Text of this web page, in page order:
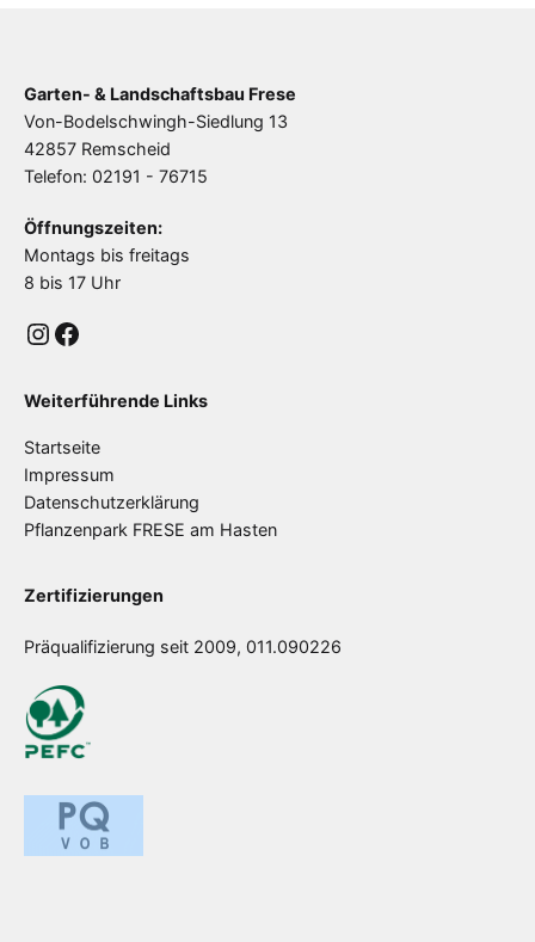
Garten- & Landschaftsbau Frese
Von-Bodelschwingh-Siedlung 13
42857 Remscheid
Telefon: 02191 - 76715
Öffnungszeiten:
Montags bis freitags
8 bis 17 Uhr
Instagram
Facebook
Weiterführende Links
Startseite
Impressum
Datenschutzerklärung
Pflanzenpark FRESE am Hasten
Zertifizierungen
Präqualifizierung seit 2009, 011.090226